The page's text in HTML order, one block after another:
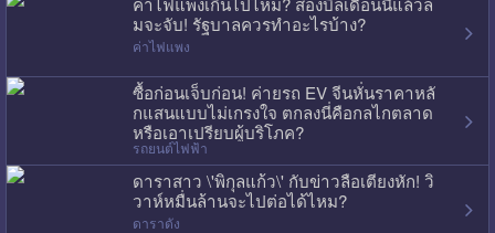
มจะจับ! รัฐบาลควรทำอะไรบ้าง?
ค่าไฟแพง
ซื้อก่อนเจ็บก่อน! ค่ายรถ EV จีนหั่นราคาหลั
กแสนแบบไม่เกรงใจ ตกลงนี่คือกลไกตลาด
หรือเอาเปรียบผู้บริโภค?
รถยนต์ไฟฟ้า
ดาราสาว \'พิกุลแก้ว\' กับข่าวลือเตียงหัก! วิ
วาห์หมื่นล้านจะไปต่อได้ไหม?
ดาราดัง